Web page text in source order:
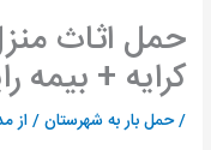
حمل اثاث
کرایه + بیمه
/حمل بار به شهرستان/ از